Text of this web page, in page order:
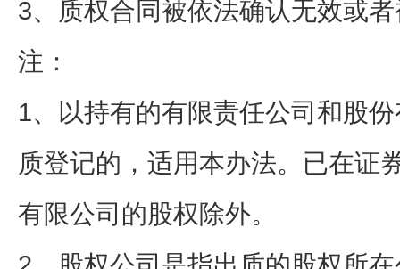
3、质权合同被依法确认无效或
注：
1、以持有的有限责任公司和股
质登记的，适用本办法。已在证
有限公司的股权除外。